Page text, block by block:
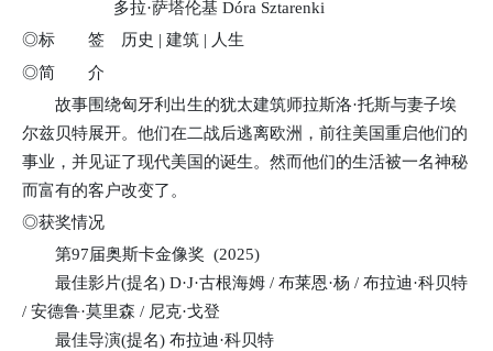
多拉·萨塔伦基 Dóra Sztarenki
◎标 签 历史 | 建筑 | 人生
◎简 介
故事围绕匈牙利出生的犹太建筑师拉斯洛·托斯与妻子埃
尔兹贝特展开。他们在二战后逃离欧洲，前往美国重启他们的
事业，并见证了现代美国的诞生。然而他们的生活被一名神秘
而富有的客户改变了。
◎获奖情况
第97届奥斯卡金像奖 (2025)
最佳影片(提名) D·J·古根海姆 / 布莱恩·杨 / 布拉迪·科贝特
/ 安德鲁·莫里森 / 尼克·戈登
最佳导演(提名) 布拉迪·科贝特